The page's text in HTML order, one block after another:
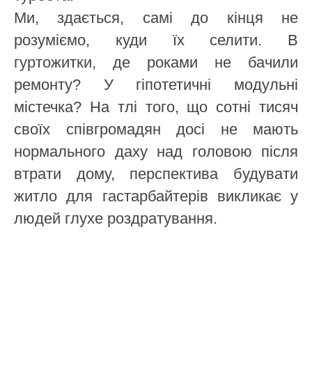
Ми, здається, самі до кінця не
розуміємо, куди їх селити. В
гуртожитки, де роками не бачили
ремонту? У гіпотетичні модульні
містечка? На тлі того, що сотні тисяч
своїх співгромадян досі не мають
нормального даху над головою після
втрати дому, перспектива будувати
житло для гастарбайтерів викликає у
людей глухе роздратування.